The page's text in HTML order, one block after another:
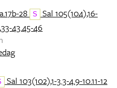
28 S
Sal 105(104),16-
43.45-46
Sal 103(102),1-3.3-4.9-10.11-12